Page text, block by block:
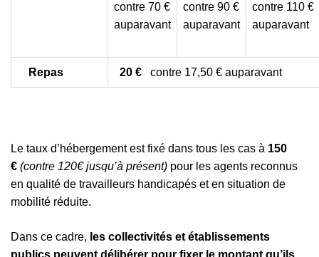
contre 70 €
auparavant
contre 90 €
auparavant
contre 110 €
auparavant
Repas 20 € contre 17,50 € auparavant
Le taux d’hébergement est fixé dans tous les cas à 150
€ (contre 120€ jusqu’à présent) pour les agents reconnus
en qualité de travailleurs handicapés et en situation de
mobilité réduite.
Dans ce cadre, les collectivités et établissements